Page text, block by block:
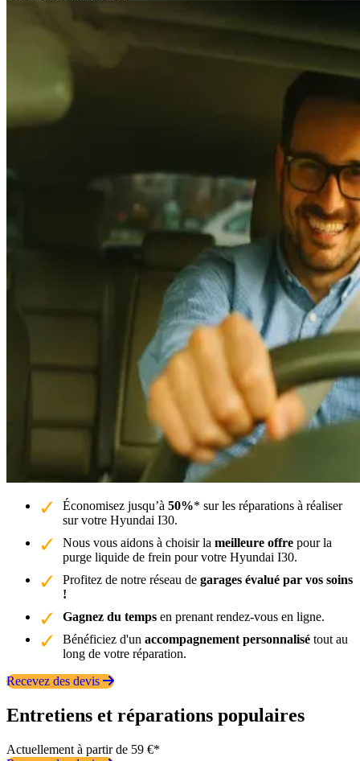
Économisez jusqu’à 50%* sur les réparations à réaliser
sur votre Hyundai I30.
Nous vous aidons à choisir la meilleure offre pour la
purge liquide de frein pour votre Hyundai I30.
Profitez de notre réseau de garages évalué par vos soins
!
Gagnez du temps en prenant rendez-vous en ligne.
Bénéficiez d'un accompagnement personnalisé tout au
long de votre réparation.
Recevez des devis
Entretiens et réparations populaires
Actuellement à partir de 59 €*